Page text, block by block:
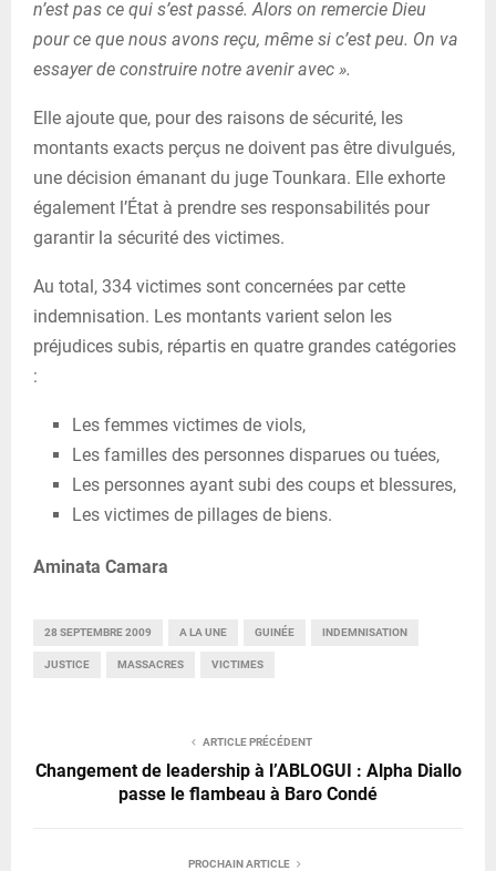
n’est pas ce qui s’est passé. Alors on remercie Dieu
pour ce que nous avons reçu, même si c’est peu. On va
essayer de construire notre avenir avec ».
Elle ajoute que, pour des raisons de sécurité, les
montants exacts perçus ne doivent pas être divulgués,
une décision émanant du juge Tounkara. Elle exhorte
également l’État à prendre ses responsabilités pour
garantir la sécurité des victimes.
Au total, 334 victimes sont concernées par cette
indemnisation. Les montants varient selon les
préjudices subis, répartis en quatre grandes catégories
:
Les femmes victimes de viols,
Les familles des personnes disparues ou tuées,
Les personnes ayant subi des coups et blessures,
Les victimes de pillages de biens.
Aminata Camara
28 SEPTEMBRE 2009 A LA UNE GUINÉE INDEMNISATION
JUSTICE MASSACRES VICTIMES
ARTICLE PRÉCÉDENT
Changement de leadership à l’ABLOGUI : Alpha Diallo
passe le flambeau à Baro Condé
PROCHAIN ARTICLE